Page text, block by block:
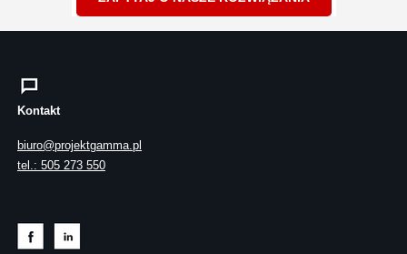
Kontakt
biuro@projektgamma.pl
tel.: 505 273 550